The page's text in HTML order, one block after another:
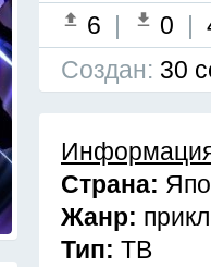
6 | 0 |
Cоздан: 30
Страна:
Жанр:
Тип: ТВ